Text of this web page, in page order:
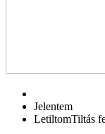
Jelentem
LetiltomTiltás